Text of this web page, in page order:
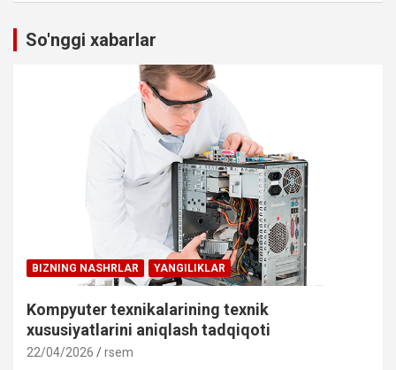
So'nggi xabarlar
BIZNING NASHRLAR YANGILIKLAR
Kompyuter texnikalarining texnik
xususiyatlarini aniqlash tadqiqoti
22/04/2026 rsem